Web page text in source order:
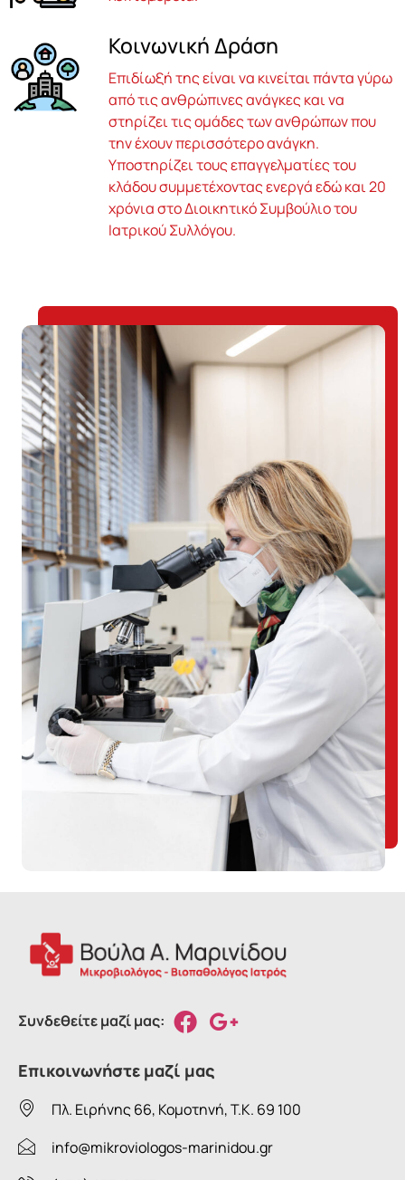
Κοινωνική Δράση
Επιδίωξή της είναι να κινείται πάντα γύρω
από τις ανθρώπινες ανάγκες και να
στηρίζει τις ομάδες των ανθρώπων που
την έχουν περισσότερο ανάγκη.
Υποστηρίζει τους επαγγελματίες του
κλάδου συμμετέχοντας ενεργά εδώ και 20
χρόνια στο Διοικητικό Συμβούλιο του
Ιατρικού Συλλόγου.
Συνδεθείτε μαζί μας:
Επικοινωνήστε μαζί μας
Πλ. Ειρήνης 66, Κομοτηνή, T.K. 69 100
info@mikroviologos-marinidou.gr